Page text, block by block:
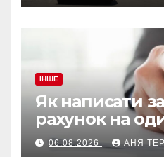
ІНШЕ
Як написати
рахунок на
06.08.2026 АНЯ